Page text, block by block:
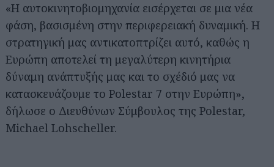
«Η αυτοκινητοβιομηχανία εισέρχεται σε μια νέα
φάση, βασισμένη στην περιφερειακή δυναμική. Η
στρατηγική μας αντικατοπτρίζει αυτό, καθώς η
Ευρώπη αποτελεί τη μεγαλύτερη κινητήρια
δύναμη ανάπτυξής μας και το σχέδιό μας να
κατασκευάζουμε το Polestar 7 στην Ευρώπη»,
δήλωσε ο Διευθύνων Σύμβουλος της Polestar,
Michael Lohscheller.